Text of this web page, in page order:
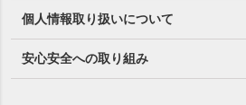
個人情報取り扱いについて
安心安全への取り組み